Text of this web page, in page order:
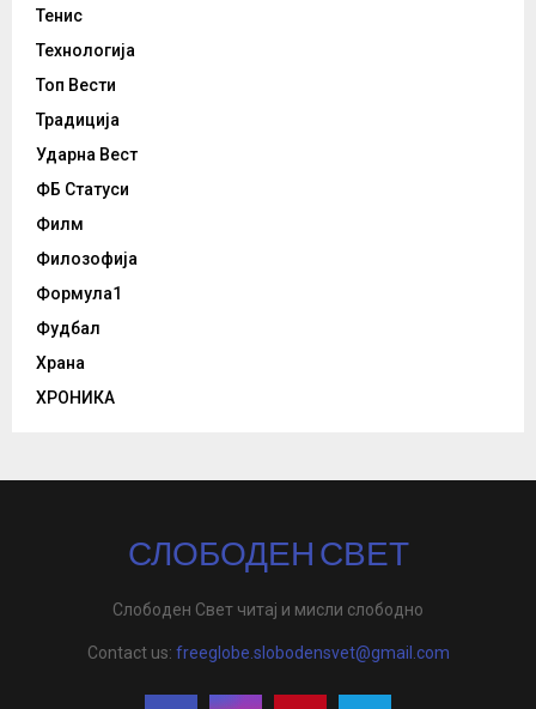
Тенис
Технологија
Топ Вести
Традиција
Ударна Вест
ФБ Статуси
Филм
Филозофија
Формула1
Фудбал
Храна
ХРОНИКА
СЛОБОДЕН СВЕТ
Слободен Свет читај и мисли слободно
Contact us: freeglobe.slobodensvet@gmail.com